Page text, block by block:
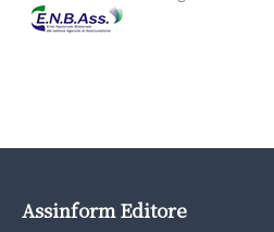
Assinform Editore